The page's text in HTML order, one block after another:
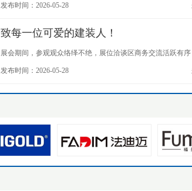
发布时间：2026-05-28
致每一位可爱的建装人！
展会期间，参观观众络绎不绝，展位洽谈区商务交流活跃有
各参方的鼎力支持与共同付出。
发布时间：2026-05-28